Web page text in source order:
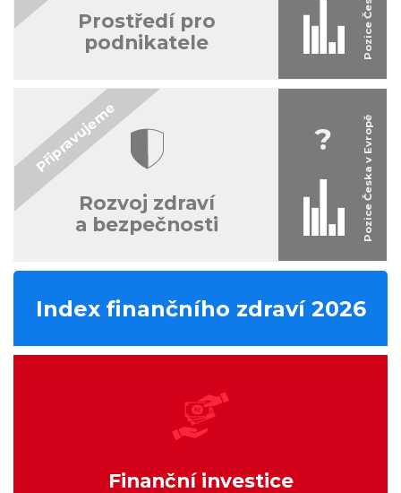
Prostředí pro
podnikatele
Rozvoj zdraví
a bezpečnosti
?
Index finančního zdraví 2026
Finanční investice